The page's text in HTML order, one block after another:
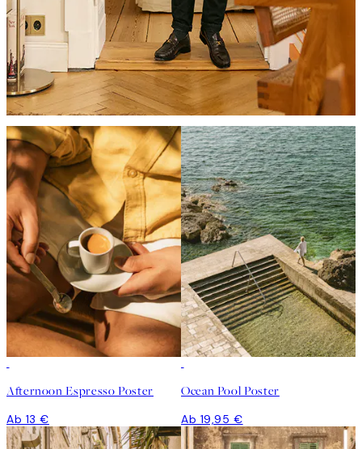
Afternoon Espresso Poster
Ab 13 €
Ocean Pool Poster
Ab 19,95 €